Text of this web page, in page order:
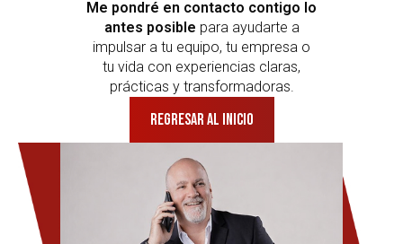
Me pondré en contacto contigo lo
antes posible para ayudarte a
impulsar a tu equipo, tu empresa o
tu vida con experiencias claras,
prácticas y transformadoras.
Regresar al inicio